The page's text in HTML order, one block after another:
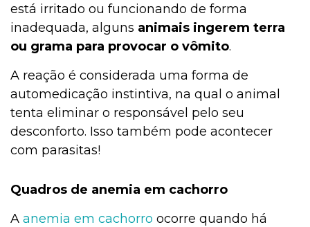
está irritado ou funcionando de forma
inadequada, alguns animais ingerem terra
ou grama para provocar o vômito.
A reação é considerada uma forma de
automedicação instintiva, na qual o animal
tenta eliminar o responsável pelo seu
desconforto. Isso também pode acontecer
com parasitas!
Quadros de anemia em cachorro
A anemia em cachorro ocorre quando há